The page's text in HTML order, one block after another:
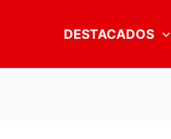
DESTACADOS